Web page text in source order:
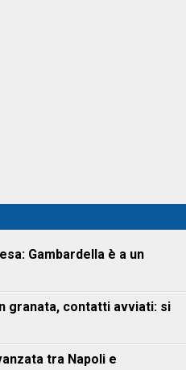
Gambardella è a un
granata, contatti avviati: si
tra Napoli e